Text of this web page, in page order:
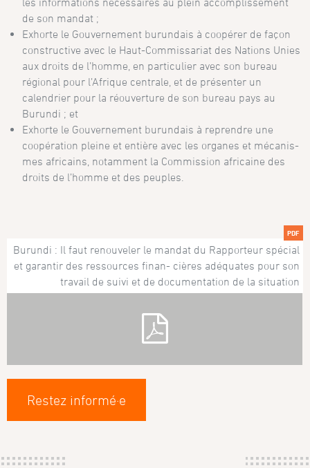
de son mandat ;
Exhorte le Gouvernement burundais à coopérer de façon
constructive avec le Haut-Com­mis­sariat des Nations Unies
aux droits de l’homme, en particulier avec son bureau
régional pour l’Afrique centrale, et de présenter un
calendrier pour la réouverture de son bureau pays au
Burundi ; et
Exhorte le Gouvernement burundais à reprendre une
coopération pleine et entière avec les organes et méca­nis­
mes africains, notamment la Commission africaine des
droits de l’homme et des peuples.
PDF
Burundi : Il faut renouveler le mandat du Rapporteur spécial
et garantir des ressources finan- cières adéquates pour son
travail de suivi et de documentation de la situation
Restez informé·e